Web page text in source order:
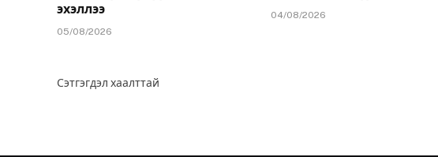
эхэллээ
05/08/2026
04/08/2026
Сэтгэгдэл хаалттай